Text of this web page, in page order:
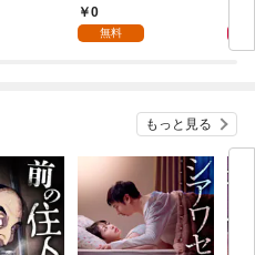
などお忘
単話】
0
無料
もっと見る